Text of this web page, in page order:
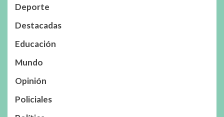
Deporte
Destacadas
Educación
Mundo
Opinión
Policiales